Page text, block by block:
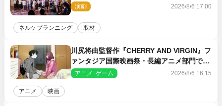
ン・ワークショップ2026」レポート【最終
日】
演劇 2026/8/6 17:00
ネルケプランニング 取材
川尻将由監督作『CHERRY AND VIRGIN』フ
ァンタジア国際映画祭・長編アニメ部門で観
客賞・金賞受賞！
アニメ･ゲーム 2026/8/6 16:15
アニメ 映画